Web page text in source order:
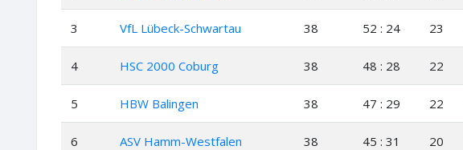
3 VfL Lübeck-Schwartau 38 52 : 24 23
4 HSC 2000 Coburg 38 48 : 28 22
5 HBW Balingen 38 47 : 29 22
6 ASV Hamm-Westfalen 38 45 : 31 20